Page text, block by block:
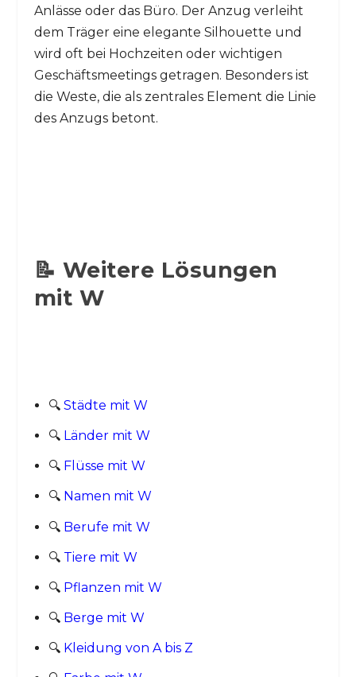
Anlässe oder das Büro. Der Anzug verleiht
dem Träger eine elegante Silhouette und
wird oft bei Hochzeiten oder wichtigen
Geschäftsmeetings getragen. Besonders ist
die Weste, die als zentrales Element die Linie
des Anzugs betont.
📝 Weitere Lösungen
mit W
🔍 Städte mit W
🔍 Länder mit W
🔍 Flüsse mit W
🔍 Namen mit W
🔍 Berufe mit W
🔍 Tiere mit W
🔍 Pflanzen mit W
🔍 Berge mit W
🔍 Kleidung von A bis Z